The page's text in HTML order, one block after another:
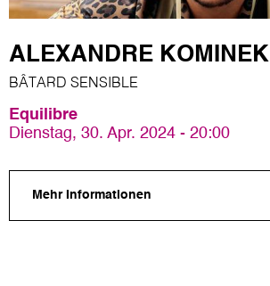
ALEXANDRE KOMINEK
BÂTARD SENSIBLE
Equilibre
Dienstag, 30. Apr. 2024 - 20:00
Mehr Informationen